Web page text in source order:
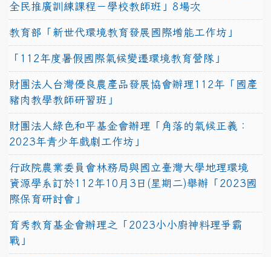
全民推廣訓練課程－學校教師班」8場次
教育部「新世代環境教育發展國際增能工作坊」
「112年度暑假國際氣候變遷環境教育營隊」
財團法人台灣優良農產品發展協會辦理112年「國產
豬肉教學教師研習班」
財團法人綠色和平基金會辦理「角落的氣候正義：
2023年青少年戲劇工作坊」
行政院農業委員會林務局與國立臺灣大學地理環境
資源學系訂於112年10月3日(星期二)舉辦「2023國
際保育研討會」
育秀教育基金會辦理之「2023小小廚神料理爭霸
戰」